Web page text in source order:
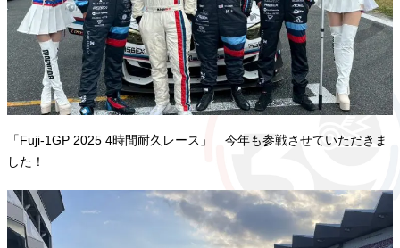
「Fuji-1GP 2025 4時間耐久レース」 今年も参戦させていただきま
した！